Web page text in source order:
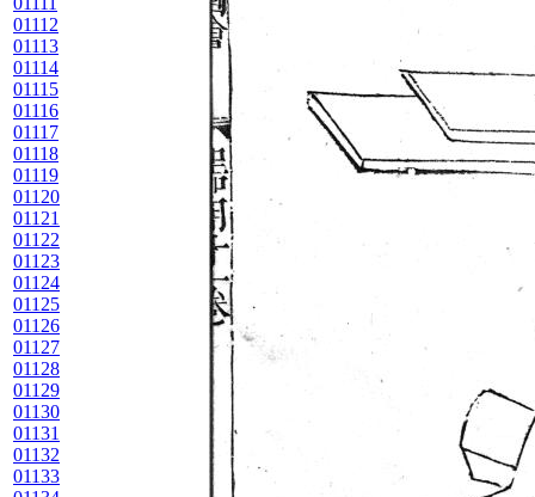
01112
01113
01114
01115
01116
01117
01118
01119
01120
01121
01122
01123
01124
01125
01126
01127
01128
01129
01130
01131
01132
01133